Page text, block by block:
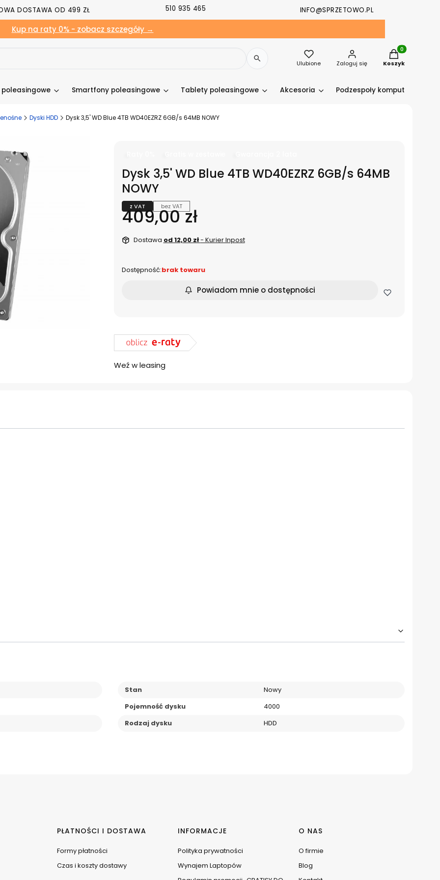
DOSTAWA OD 499 ZŁ 510 935 465 INFO@SPRZETOWO.PL
Kup na raty 0% - zobacz szczegóły →
Ulubione Zaloguj się
Produkty w
Koszyk
Smartfony poleasingowe Tablety poleasingowe Akcesoria Podzespoły komputerowe
Dyski HDD Dysk 3,5' WD Blue 4TB WD40EZRZ 6GB/s 64MB NOWY
Dysk 3,5' WD Blue 4TB WD40EZRZ 6GB/s 64MB
NOWY
z VAT bez VAT
Cena
409,00 zł
Dostawa od 12,00 zł- Kurier Inpost
Dostępność:brak towaru
Powiadom mnie o dostępności
Weź w leasing
Stan
Nowy
Pojemność dysku
4000
Rodzaj dysku
HDD
PŁATNOŚCI I DOSTAWA
Formy płatności
Czas i koszty dostawy
INFORMACJE
Polityka prywatności
Wynajem Laptopów
O NAS
O firmie
Blog